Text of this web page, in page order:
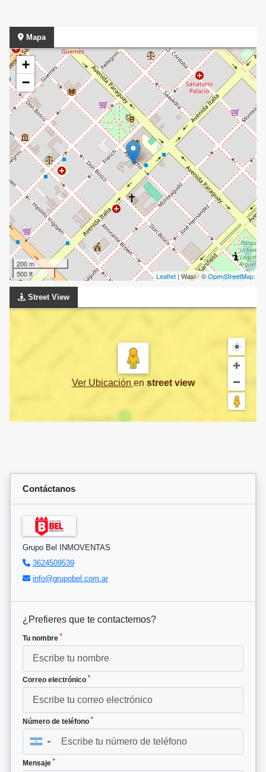
Mapa
+
−
200 m
500 ft
Leaflet | Wasi - ©OpenStreetMap
Street View
Ver Ubicación en street view
Contáctanos
Grupo Bel INMOVENTAS
3624509539
info@grupobel.com.ar
¿Prefieres que te contactemos?
Tu nombre *
Correo electrónico *
Número de teléfono *
▼
Mensaje *